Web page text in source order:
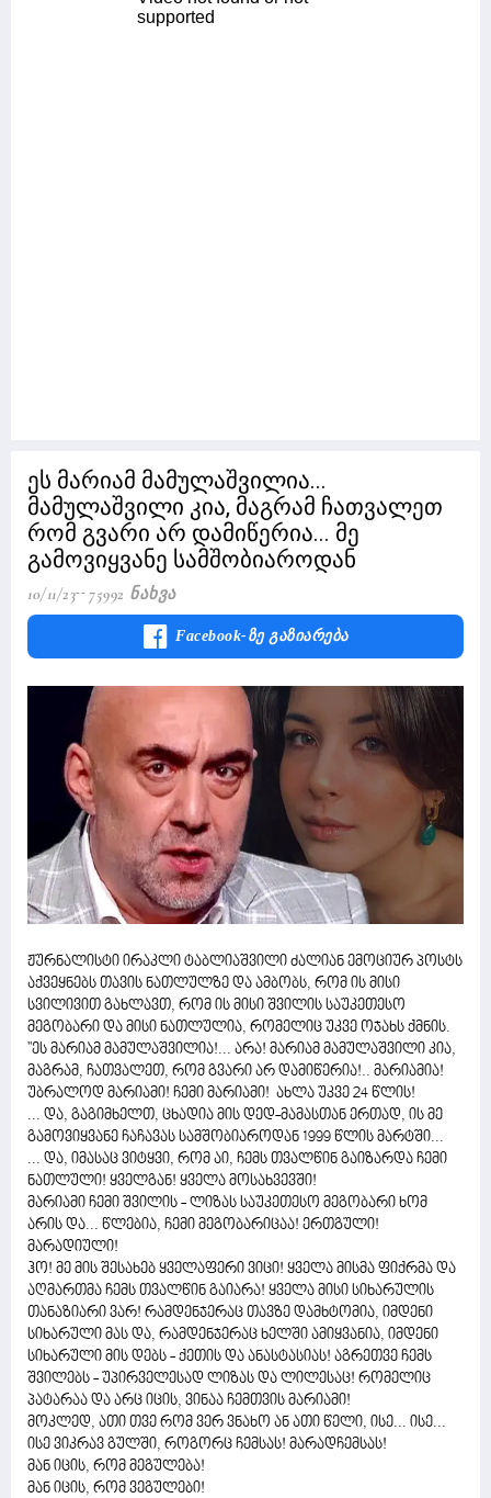
ეს მარიამ მამულაშვილია...
მამულაშვილი კია, მაგრამ ჩათვალეთ
რომ გვარი არ დამიწერია... მე
გამოვიყვანე სამშობიაროდან
10/11/23 75992 Ნახვა
Facebook-Ზე Გაზიარება
ჟურნალისტი ირაკლი ტაბლიაშვილი ძალიან ემოციურ პოსტს
აქვეყნებს თავის ნათლულზე და ამბობს, რომ ის მისი
სვილივით გახლავთ, რომ ის მისი შვილის საუკეთესო
მეგობარი და მისი ნათლულია, რომელიც უკვე ოჯახს ქმნის.
''ეს მარიამ მამულაშვილია!... არა! მარიამ მამულაშვილი კია,
მაგრამ, ჩათვალეთ, რომ გვარი არ დამიწერია!.. მარიამია!
უბრალოდ მარიამი! ჩემი მარიამი! ახლა უკვე 24 წლის!
... და, გაგიმხელთ, ცხადია მის დედ-მამასთან ერთად, ის მე
გამოვიყვანე ჩაჩავას სამშობიაროდან 1999 წლის მარტში...
... და, იმასაც ვიტყვი, რომ აი, ჩემს თვალწინ გაიზარდა ჩემი
ნათლული! ყველგან! ყველა მოსახვევში!
მარიამი ჩემი შვილის - ლიზას საუკეთესო მეგობარი ხომ
არის და... წლებია, ჩემი მეგობარიცაა! ერთგული!
მარადიული!
ჰო! მე მის შესახებ ყველაფერი ვიცი! ყველა მისმა ფიქრმა და
აღმართმა ჩემს თვალწინ გაიარა! ყველა მისი სიხარულის
თანაზიარი ვარ! რამდენჯერაც თავზე დამხტომია, იმდენი
სიხარული მას და, რამდენჯერაც ხელში ამიყვანია, იმდენი
სიხარული მის დებს - ქეთის და ანასტასიას! აგრეთვე ჩემს
შვილებს - უპირველესად ლიზას და ლილესაც! რომელიც
პატარაა და არც იცის, ვინაა ჩემთვის მარიამი!
მოკლედ, ათი თვე რომ ვერ ვნახო ან ათი წელი, ისე... ისე...
ისე ვიკრავ გულში, როგორც ჩემსას! მარადჩემსას!
მან იცის, რომ მეგულება!
მან იცის, რომ ვეგულები!